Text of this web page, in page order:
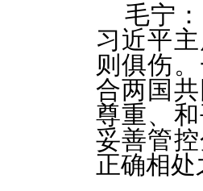
毛宁：
习近平
则俱伤
合两国
尊重、
妥善管
正确相